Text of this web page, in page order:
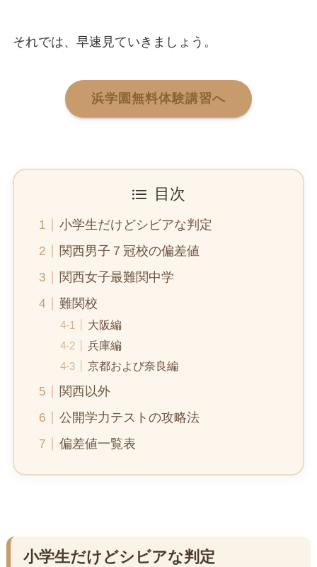
それでは、早速見ていきましょう。
浜学園無料体験講習へ
目次
小学生だけどシビアな判定
関西男子７冠校の偏差値
関西女子最難関中学
難関校
大阪編
兵庫編
京都および奈良編
関西以外
公開学力テストの攻略法
偏差値一覧表
小学生だけどシビアな判定